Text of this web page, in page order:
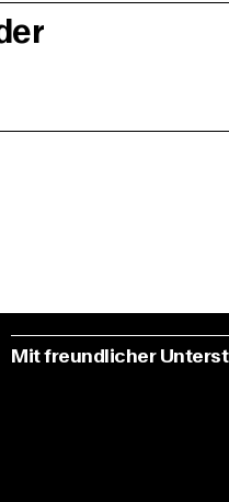
Mit freundlicher